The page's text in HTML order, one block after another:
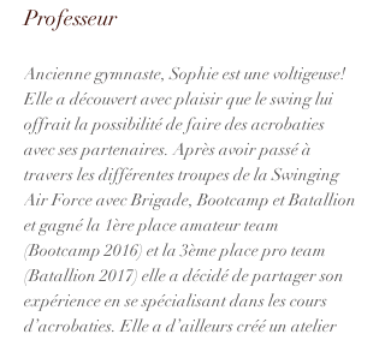
Professeur
Ancienne gymnaste, Sophie est une voltigeuse!
Elle a découvert avec plaisir que le swing lui
offrait la possibilité de faire des acrobaties
avec ses partenaires. Après avoir passé à
travers les différentes troupes de la Swinging
Air Force avec Brigade, Bootcamp et Batallion
et gagné la 1ère place amateur team
(Bootcamp 2016) et la 3ème place pro team
(Batallion 2017) elle a décidé de partager son
expérience en se spécialisant dans les cours
d’acrobaties. Elle a d’ailleurs créé un atelier